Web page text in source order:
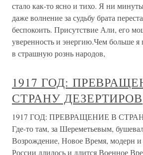
стало как-то ясно и тихо. Я ни
даже волнение за судьбу брата
беспокоить. Присутствие Али, его
уверенность и энергию.Чем больше
в страшную рознь народов,
1917 ГОД:
СТРАНУ ДЕЗЕРТИРОВ
1917 ГОД: ПРЕВРАЩЕНИЕ В
Где-то там, за Шереметьевым,
Возрождение, Новое Время, модерн и
России длилось и длится Военное